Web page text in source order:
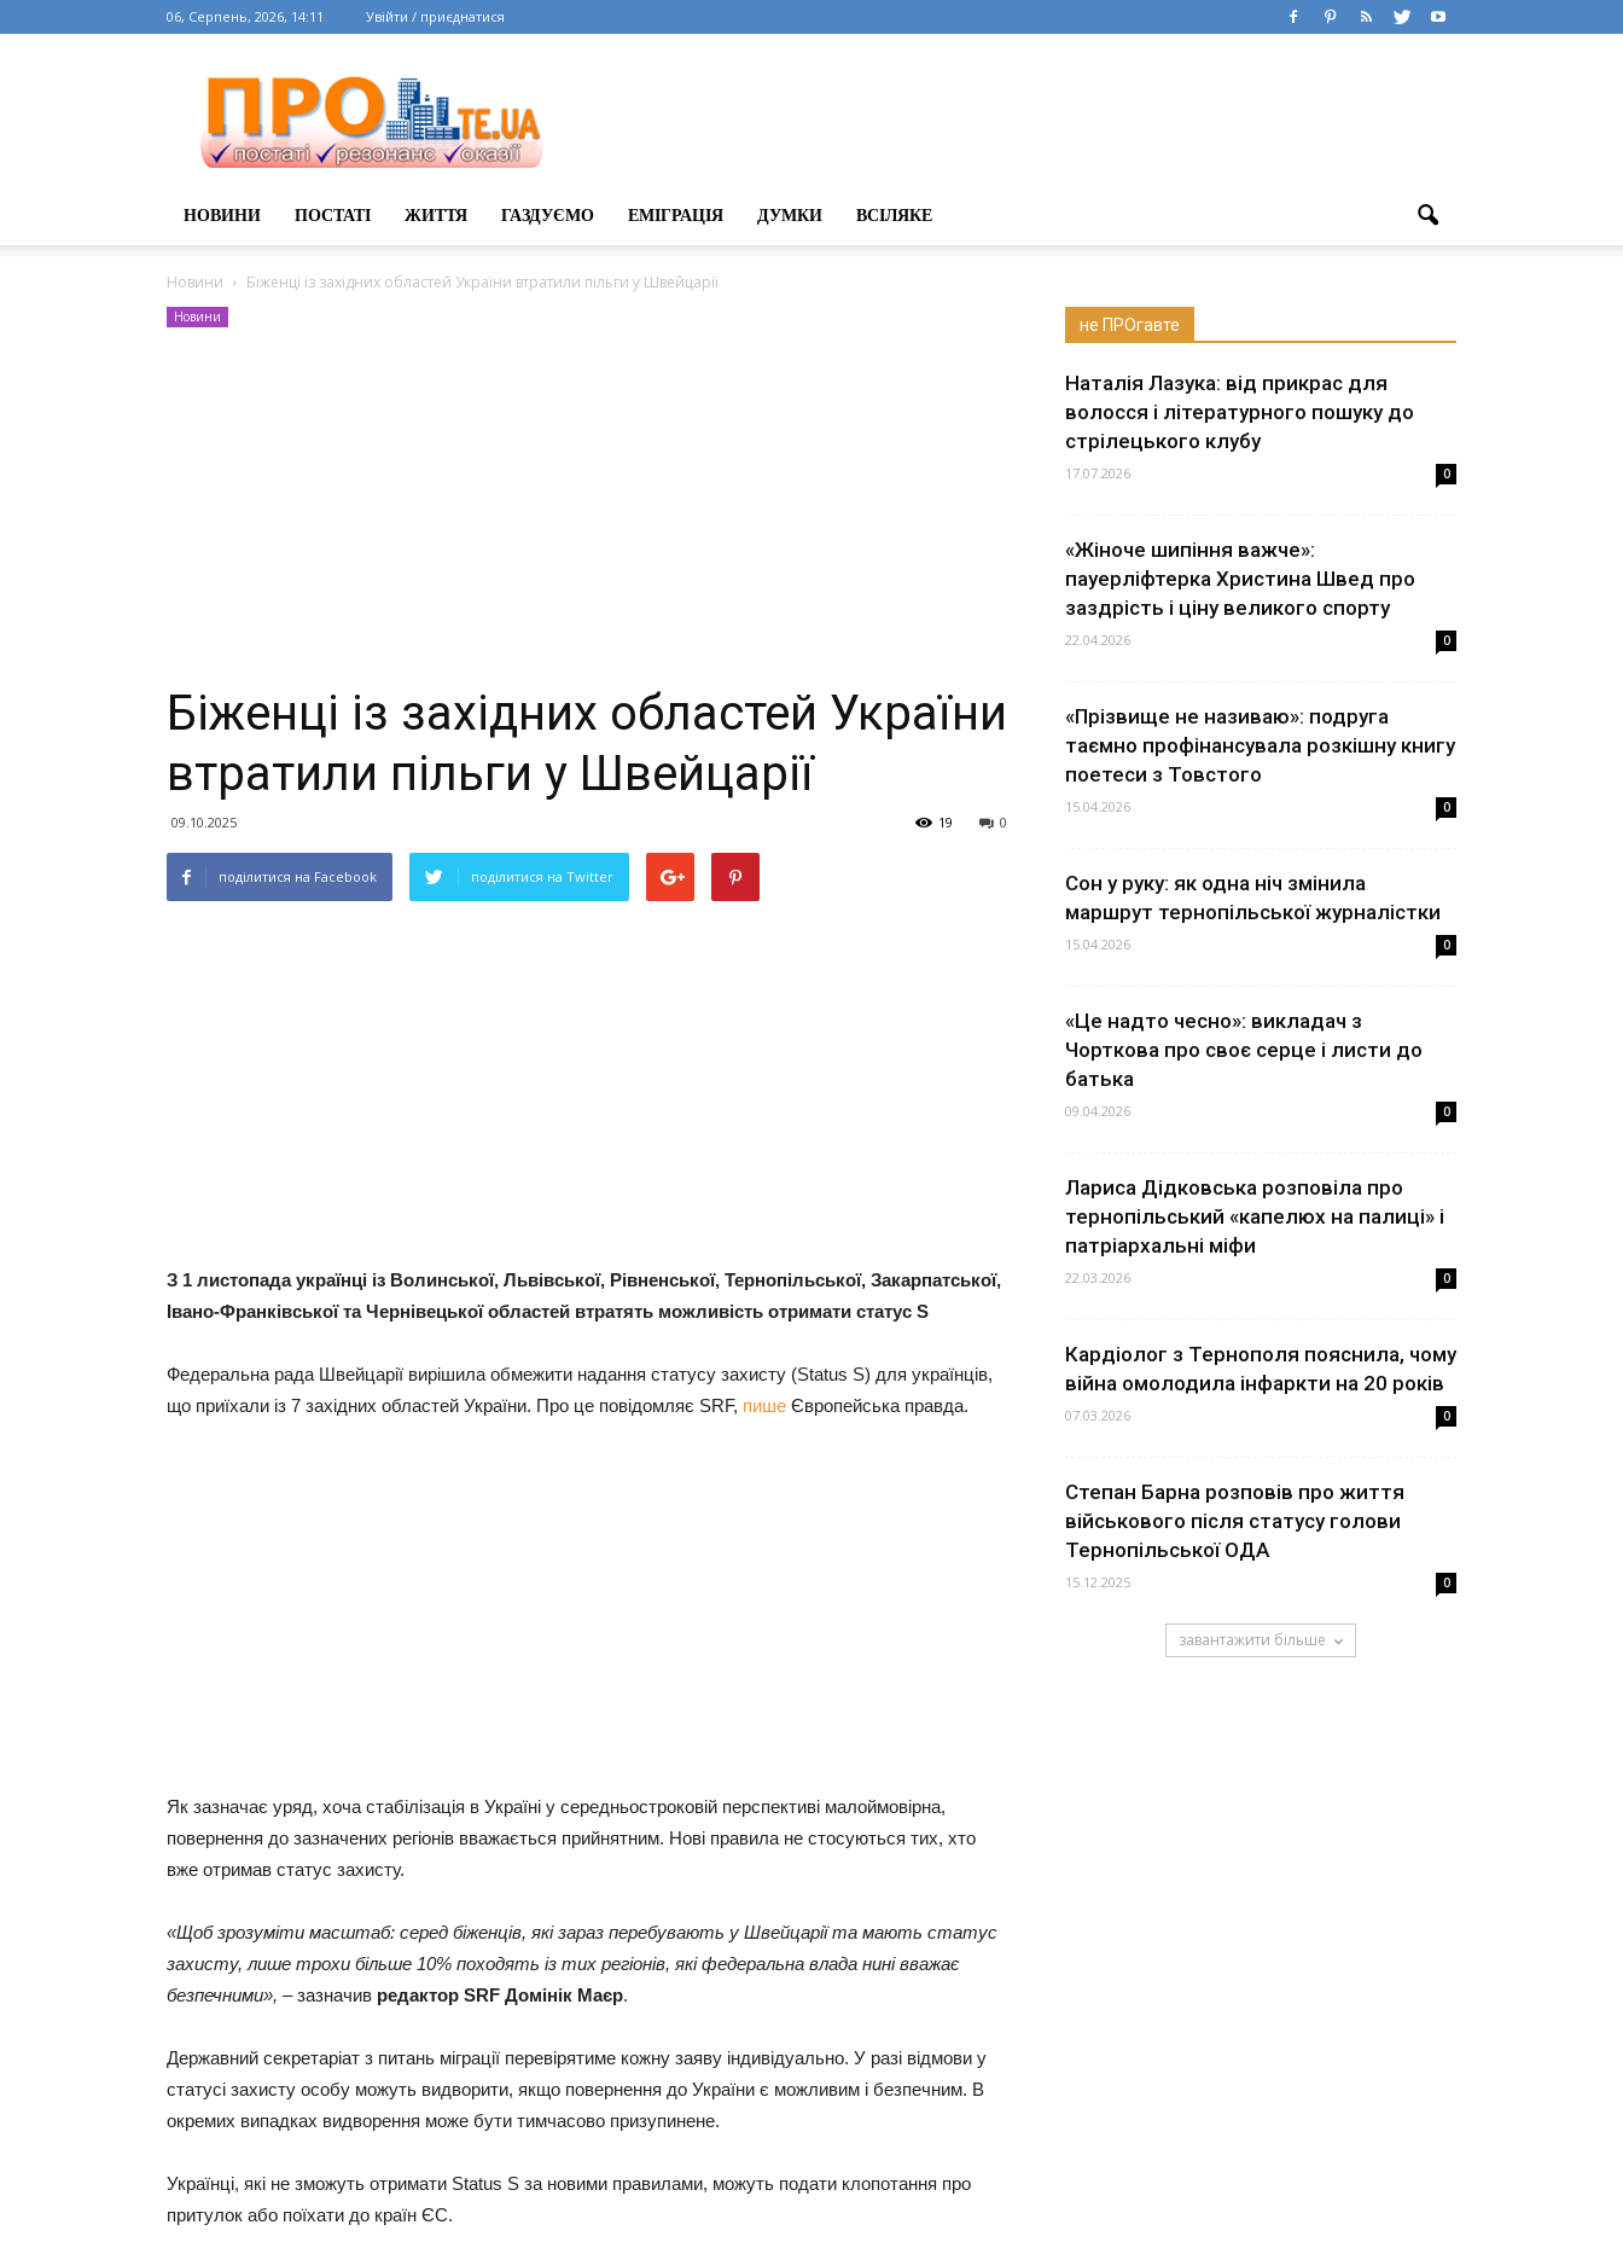
06, Серпень, 2026, 14:11 Увійти / приєднатися
НОВИНИ ПОСТАТІ ЖИТТЯ ГАЗДУЄМО ЕМІГРАЦІЯ ДУМКИ ВСІЛЯКЕ
Новини Біженці із західних областей України втратили пільги у Швейцарії
Новини
Біженці із західних областей України
втратили пільги у Швейцарії
09.10.2025 0
19
поділитися на Facebook поділитися на Twitter
З 1 листопада українці із Волинської, Львівської, Рівненської, Тернопільської, Закарпатської,
Івано-Франківської та Чернівецької областей втратять можливість отримати статус S
Федеральна рада Швейцарії вирішила обмежити надання статусу захисту (Status S) для українців,
що приїхали із 7 західних областей України. Про це повідомляє SRF, пише Європейська правда.
Як зазначає уряд, хоча стабілізація в Україні у середньостроковій перспективі малоймовірна,
повернення до зазначених регіонів вважається прийнятним. Нові правила не стосуються тих, хто
вже отримав статус захисту.
«Щоб зрозуміти масштаб: серед біженців, які зараз перебувають у Швейцарії та мають статус
захисту, лише трохи більше 10% походять із тих регіонів, які федеральна влада нині вважає
безпечними», – зазначив редактор SRF Домінік Маєр.
Державний секретаріат з питань міграції перевірятиме кожну заяву індивідуально. У разі відмови у
статусі захисту особу можуть видворити, якщо повернення до України є можливим і безпечним. В
окремих випадках видворення може бути тимчасово призупинене.
Українці, які не зможуть отримати Status S за новими правилами, можуть подати клопотання про
притулок або поїхати до країн ЄС.
не ПРОгавте
Наталія Лазука: від прикрас для
волосся і літературного пошуку до
стрілецького клубу
17.07.2026 0
«Жіноче шипіння важче»:
пауерліфтерка Христина Швед про
заздрість і ціну великого спорту
22.04.2026 0
«Прізвище не називаю»: подруга
таємно профінансувала розкішну книгу
поетеси з Товстого
15.04.2026 0
Сон у руку: як одна ніч змінила
маршрут тернопільської журналістки
15.04.2026 0
«Це надто чесно»: викладач з
Чорткова про своє серце і листи до
батька
09.04.2026 0
Лариса Дідковська розповіла про
тернопільський «капелюх на палиці» і
патріархальні міфи
22.03.2026 0
Кардіолог з Тернополя пояснила, чому
війна омолодила інфаркти на 20 років
07.03.2026 0
Степан Барна розповів про життя
військового після статусу голови
Тернопільської ОДА
15.12.2025 0
завантажити більше